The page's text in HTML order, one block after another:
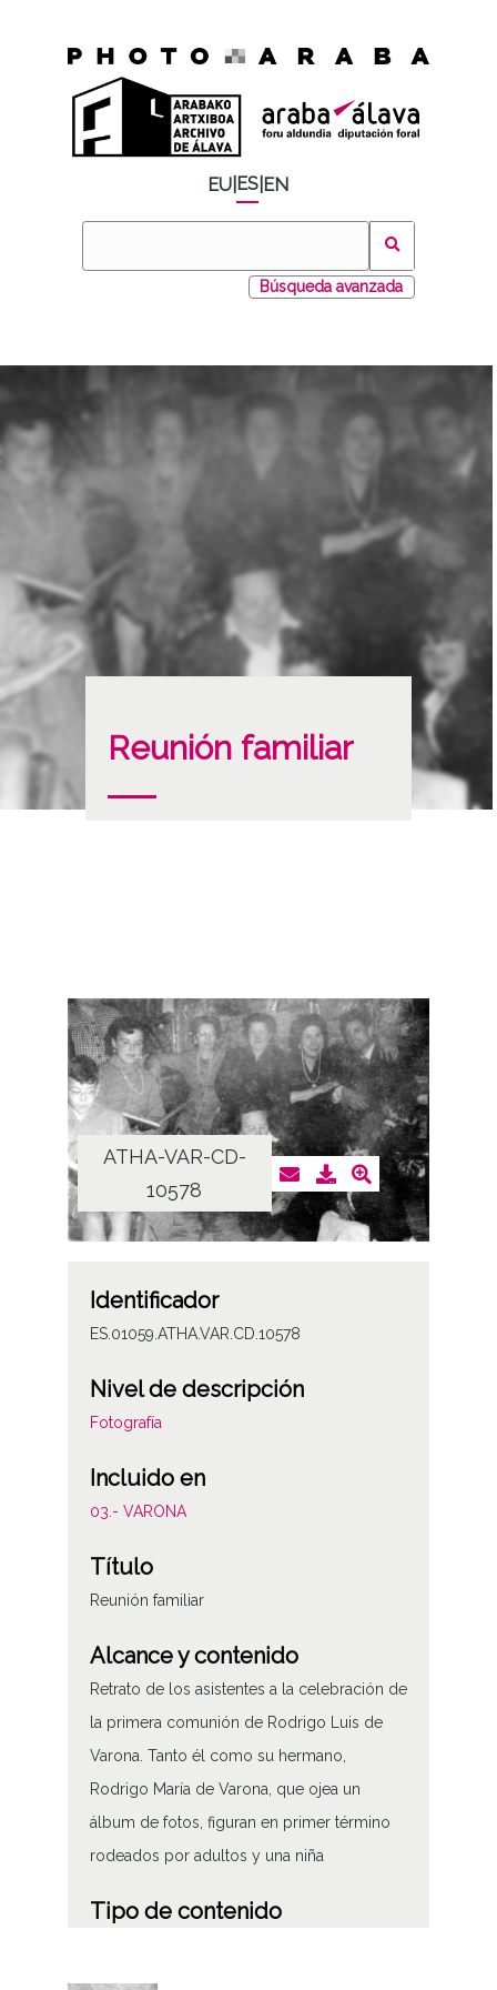
EU ES EN
Búsqueda avanzada
Reunión familiar
ATHA-VAR-CD-
10578
Identificador
ES.01059.ATHA.VAR.CD.10578
Nivel de descripción
Fotografía
Incluido en
03.- VARONA
Título
Reunión familiar
Alcance y contenido
Retrato de los asistentes a la celebración de
la primera comunión de Rodrigo Luis de
Varona. Tanto él como su hermano,
Rodrigo María de Varona, que ojea un
álbum de fotos, figuran en primer término
rodeados por adultos y una niña
Tipo de contenido